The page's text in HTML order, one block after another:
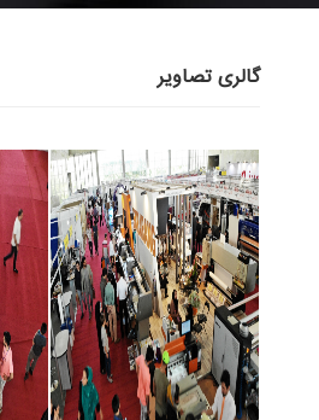
گالری تصاویر